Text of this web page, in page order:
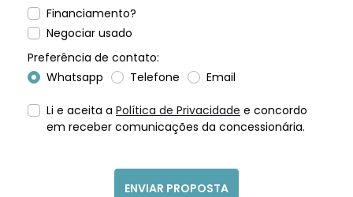
Financiamento?
Negociar usado
Preferência de contato:
Whatsapp
Telefone Email
Li e aceita a Política de Privacidade e concordo
em receber comunicações da concessionária.
ENVIAR PROPOSTA